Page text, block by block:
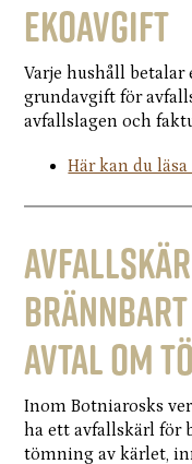
Ekoavgift
Varje hushåll betalar
grundavgift för
avfallslagen och
Här kan du
avtal om
Inom Botniarosks
ha ett avfallskärl för
tömning av kärlet,